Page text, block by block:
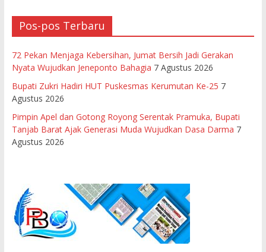
Pos-pos Terbaru
72 Pekan Menjaga Kebersihan, Jumat Bersih Jadi Gerakan
Nyata Wujudkan Jeneponto Bahagia 7 Agustus 2026
Bupati Zukri Hadiri HUT Puskesmas Kerumutan Ke-25 7
Agustus 2026
Pimpin Apel dan Gotong Royong Serentak Pramuka, Bupati
Tanjab Barat Ajak Generasi Muda Wujudkan Dasa Darma 7
Agustus 2026